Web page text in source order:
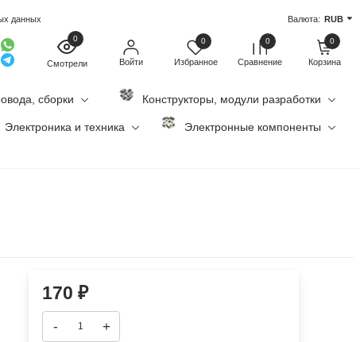
данных Валюта: RUB
0
Смотрели Войти
0
Избранное
0
Сравнение
0
Корзина
сборки Конструкторы, модули разработки
Электроника и техника Электронные компоненты
170 ₽
- +